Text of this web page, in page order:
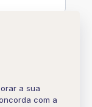
77
a sua
com a